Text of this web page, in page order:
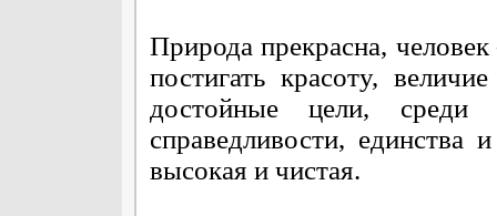
Природа прекрасна,
постигать красоту,
достойные цели,
справедливости,
высокая и чистая.